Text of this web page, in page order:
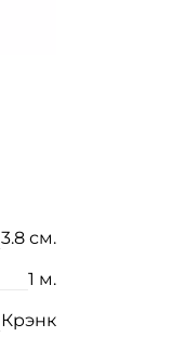
3.8 см.
1 м.
Крэнк